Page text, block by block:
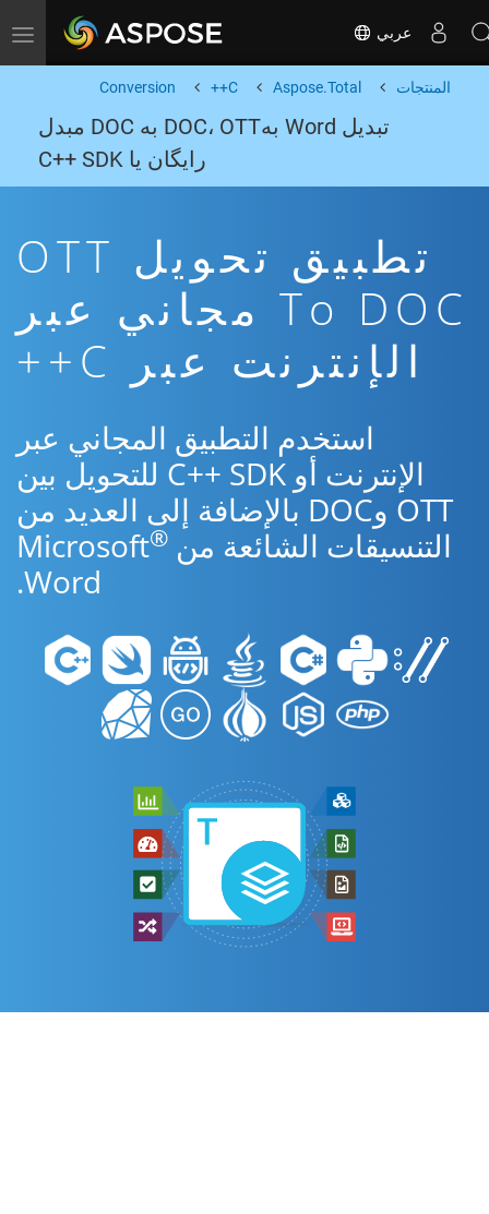
Toggle navigation عربي
المنتجات Aspose.Total
C++
Conversion
تبدیل Word بهDOC، OTT به DOC مبدل
رایگان یا C++ SDK
تطبيق تحويل OTT
To DOC مجاني عبر
الإنترنت عبر C++
استخدم التطبيق المجاني عبر
الإنترنت أو C++ SDK للتحويل بين
OTT وDOC بالإضافة إلى العديد من
التنسيقات الشائعة من Microsoft ®
Word.